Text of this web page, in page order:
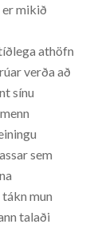
mikið
athöfn
verða að
sínu
sem
mun
talaði